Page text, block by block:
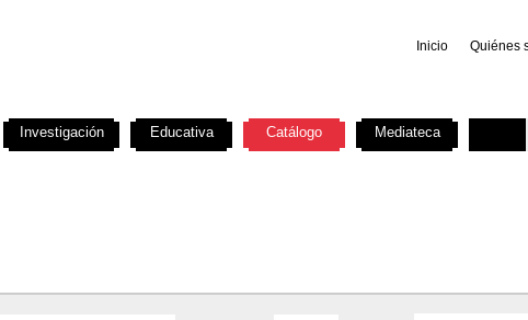
Inicio Quiénes
Investigación Educativa Catálogo Mediateca